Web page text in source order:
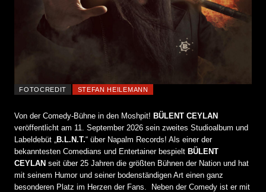
FOTOCREDIT STEFAN HEILEMANN
Von der Comedy-Bühne in den Moshpit! BÜLENT CEYLAN
veröffentlicht am 11. September 2026 sein zweites Studioalbum und
Labeldebüt „ B.L.N.T.“ über Napalm Records! Als einer der
bekanntesten Comedians und Entertainer bespielt BÜLENT
CEYLAN seit über 25 Jahren die größten Bühnen der Nation und hat
mit seinem Humor und seiner bodenständigen Art einen ganz
besonderen Platz im Herzen der Fans. Neben der Comedy ist er mit